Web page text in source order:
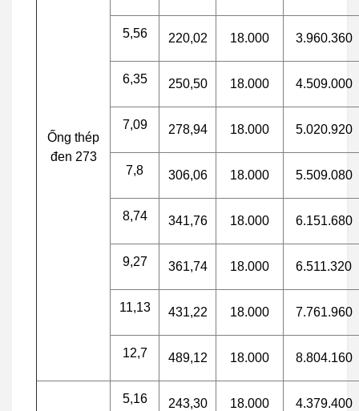
Ống thép
đen 273
5,56 220,02 18.000 3.960.360
6,35 250,50 18.000 4.509.000
7,09 278,94 18.000 5.020.920
7,8 306,06 18.000 5.509.080
8,74 341,76 18.000 6.151.680
9,27 361,74 18.000 6.511.320
11,13 431,22 18.000 7.761.960
12,7 489,12 18.000 8.804.160
5,16 243,30 18.000 4.379.400